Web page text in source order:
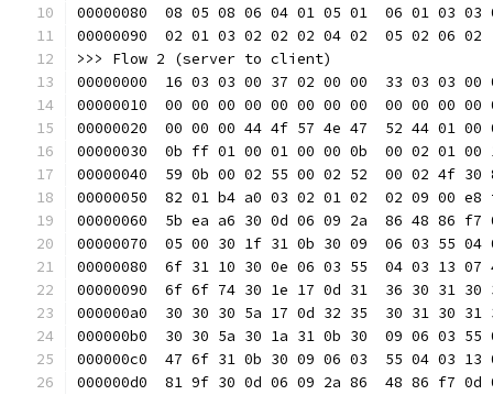
00000080  08 05 08 06 04 01 05 01  06 01
00000090  02 01 03 02 02 02 04 02  05
>>> Flow 2 (server to client)
00000000  16 03 03 00 37 02 00 00  33 03
00000010  00 00 00 00 00 00 00 00  00 00
00000020  00 00 00 44 4f 57 4e 47  52 44 01
00000030  0b ff 01 00 01 00 00 0b  00 02
00000040  59 0b 00 02 55 00 02 52  00 02 4f
00000050  82 01 b4 a0 03 02 01 02  02 09
00000060  5b ea a6 30 0d 06 09 2a  86 48
00000070  05 00 30 1f 31 0b 30 09  06 03 55
00000080  6f 31 10 30 0e 06 03 55  04 03 13
00000090  6f 6f 74 30 1e 17 0d 31  36 30 31
000000a0  30 30 30 5a 17 0d 32 35  30 31 30 31
000000b0  30 30 5a 30 1a 31 0b 30  09 06 03
000000c0  47 6f 31 0b 30 09 06 03  55 04 03
000000d0  81 9f 30 0d 06 09 2a 86  48 86